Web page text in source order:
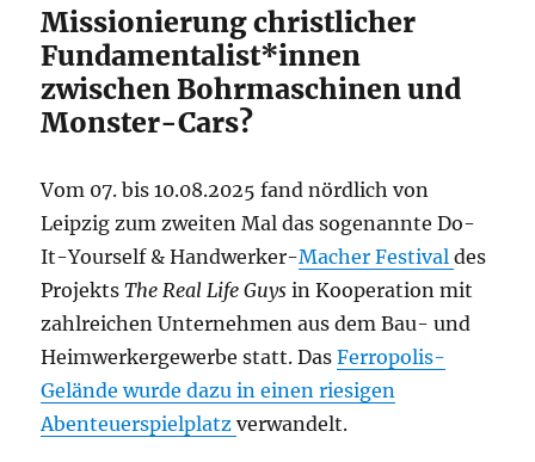
Missionierung christlicher
Fundamentalist*innen
zwischen Bohrmaschinen und
Monster-Cars?
Vom 07. bis 10.08.2025 fand nördlich von
Leipzig zum zweiten Mal das sogenannte Do-
It-Yourself & Handwerker-Macher Festivaldes
ProjektsThe Real Life Guys in Kooperation mit
zahlreichen Unternehmen aus dem Bau- und
Heimwerkergewerbe statt. DasFerropolis-
Gelände wurde dazu in einen riesigen
Abenteuerspielplatzverwandelt.